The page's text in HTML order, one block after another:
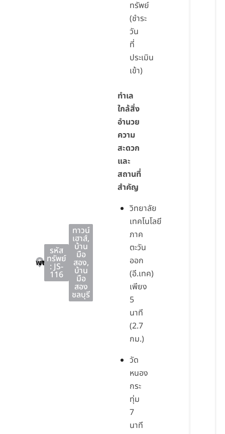
พานทอง
พานทอง
ชลบุรี
รหัส
ทรัพย์
: JS-
116
ทาวน์
เฮาส์,
บ้าน
มือ
สอง,
บ้าน
มือ
สอง
ชลบุรี
ทรัพย์
(ชำระ
วัน
ที่
ประเมิน
เข้า)
ทำเล
ใกล้สิ่ง
อำนวย
ความ
สะดวก
และ
สถานที่
สำคัญ
วิทยาลัย
เทคโนโลยี
ภาค
ตะวัน
ออก
(อี.เทค)
เพียง
5
นาที
(2.7
กม.)
วัด
หนอง
กระ
ทุ่ม
7
นาที